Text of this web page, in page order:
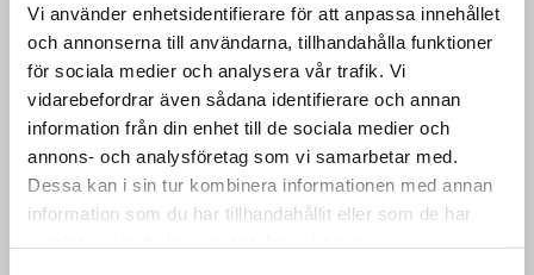
Vi använder enhetsidentifierare för att anpassa innehållet
och annonserna till användarna, tillhandahålla funktioner
för sociala medier och analysera vår trafik. Vi
vidarebefordrar även sådana identifierare och annan
information från din enhet till de sociala medier och
annons- och analysföretag som vi samarbetar med.
Dessa kan i sin tur kombinera informationen med annan
information som du har tillhandahållit eller som de har
Gebruikte multiplex deksels
Plywood deksels worden op de
palletkraag geplaatst en hebben
verschillende functies, zoals het
tegenhouden van inkijk, diefstal tijdens
transport, stof en stabiliseren en
voorkomen dat de pallet die je erop